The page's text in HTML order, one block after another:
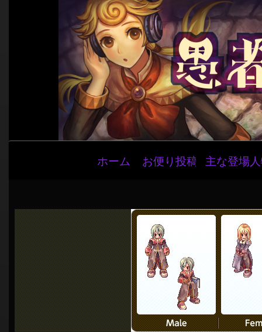
ビ
ゲ
ー
シ
ョ
ン
ホーム お便り投稿 主な登場